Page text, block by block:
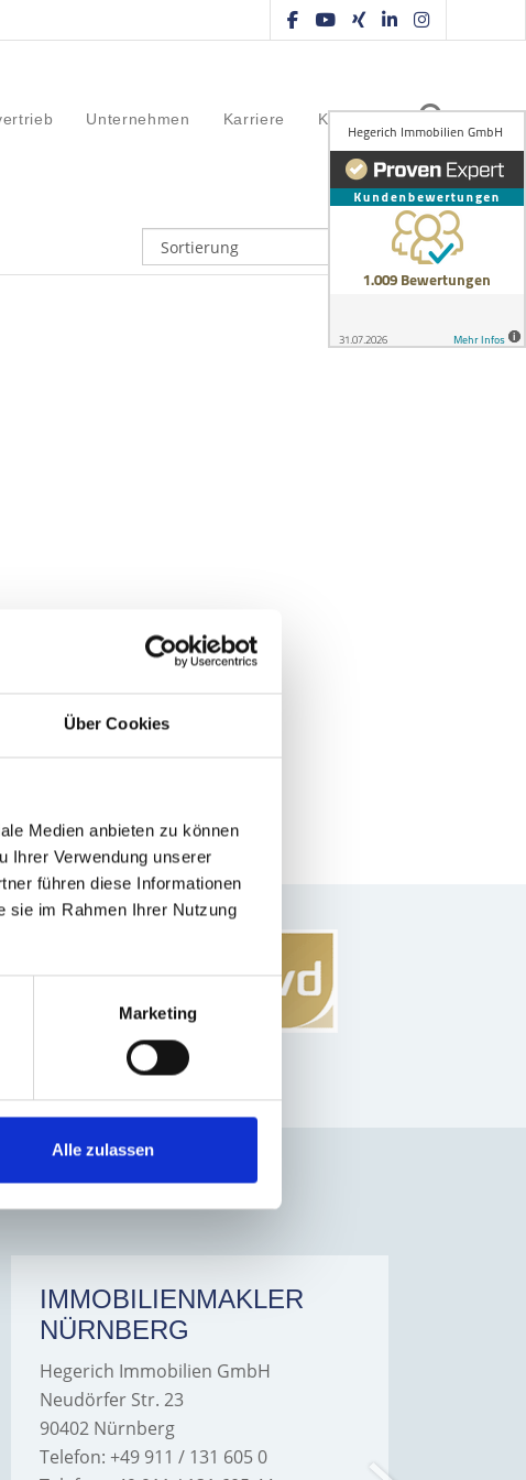
Über Cookies
Medien anbieten zu können
Ihrer Verwendung unserer
führen diese Informationen
sie im Rahmen Ihrer Nutzung
Marketing
Alle zulassen
Unternehmen Karriere Kontakt
IMMOBILIENMAKLER
NÜRNBERG
Hegerich Immobilien GmbH
Neudörfer Str. 23
90402 Nürnberg
Telefon: +49 911 / 131 605 0